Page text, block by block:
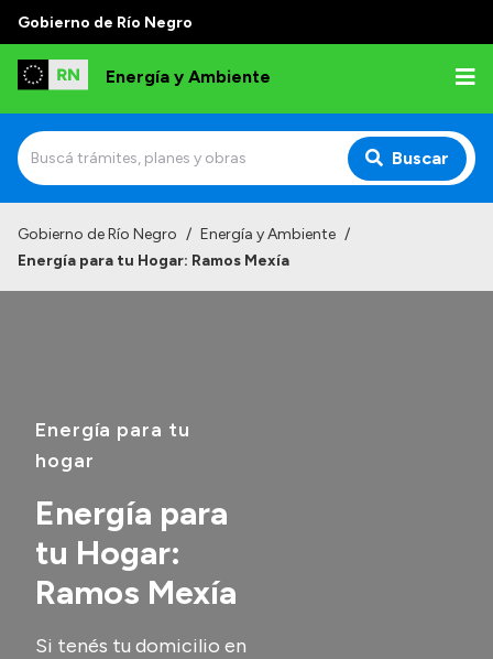
Gobierno de Río Negro
Energía y Ambiente
Buscar
Reportes
Transparencia
Presupuesto
Boletín Oficial
Compras y licitaciones
Gobierno de Río Negro / Energía y Ambiente /
Energía para tu Hogar: Ramos Mexía
Energía para tu
hogar
Energía para
tu Hogar:
Ramos Mexía
Si tenés tu domicilio en